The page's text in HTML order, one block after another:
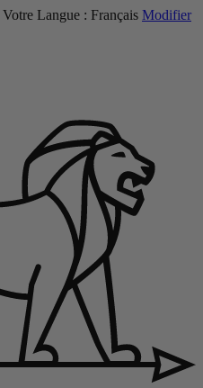
Votre Langue : Français Modifier